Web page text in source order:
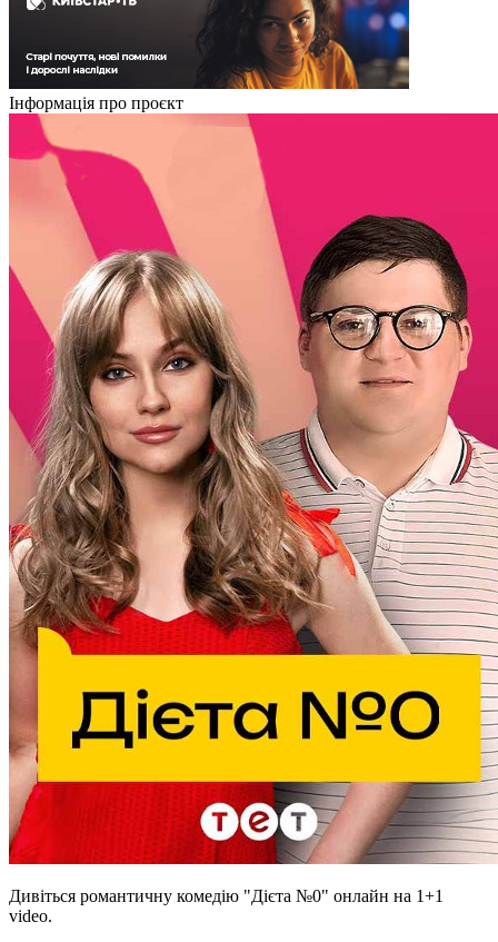
Інформація про проєкт
Дивіться романтичну комедію "Дієта №0" онлайн на 1+1
video.